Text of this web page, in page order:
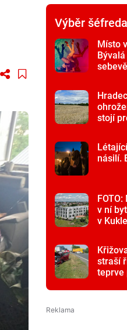
Výběr
Místo
stojí
násilí.
v ní
v
straší
teprve